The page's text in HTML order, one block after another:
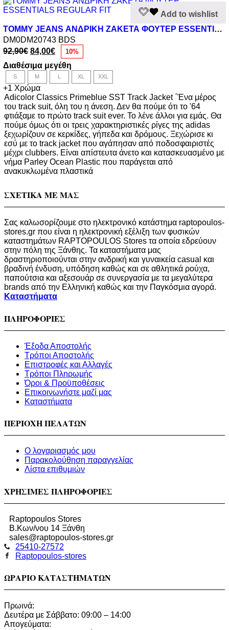
Αυτό
προϊόν
έχει
επιλεγούν
στη
σελίδα
του
προϊόντος
Add to wishlist
TOMMY JEANS ΑΝΔΡΙΚΗ ΖΑΚΕΤΑ ΦΟΥΤΕΡ ESSENTIALS REGULAR FIT
DM0DM20743 BDS
92,90€ Original
price
was:
92,90€.
84,00€Η
τρέχουσα
τιμή
είναι:
84,00€.
10%
Διαθέσιμα μεγέθη
S M L XL XXL
+1 Χρώμα
Adicolor Classics Primeblue SST Track Jacket ΄Ένα μέρος
του track suit, όλη του η άνεση. Δεν θα πούμε ότι το '64
φτιάξαμε το πρώτο track suit ever. Το λένε άλλοι για εμάς. Θα
πούμε όμως ότι οι τρεις χαρακτηριστικές ρίγες της adidas
ξεχωρίζουν σε κερκίδες, γήπεδα και δρόμους. Ξεχώρισε κι
εσύ με το track jacket που αγάπησαν από ποδοσφαιριστές
μέχρι clubbers. Είναι απίστευτα άνετο και κατασκευασμένο με
νήμα Parley Ocean Plastic που παράγεται από
ανακυκλωμένα πλαστικά
ΣΧΕΤΙΚΑ ΜΕ ΜΑΣ
Σας καλωσορίζουμε στο ηλεκτρονικό κατάστημα raptopoulos-
stores.gr που είναι η ηλεκτρονική εξέλιξη των φυσικών
καταστημάτων RAPTOPOULOS Stores τα οποία εδρεύουν
στην πόλη της Ξάνθης. Τα καταστήματα μας
δραστηριοποιούνται στην ανδρική και γυναικεία casual και
βραδινή ένδυση, υπόδηση καθώς και σε αθλητικά ρούχα,
παπούτσια και αξεσουάρ σε συνεργασία με τα μεγαλύτερα
brands από την Ελληνική καθώς και την Παγκόσμια αγορά.
Καταστήματα
ΠΛΗΡΟΦΟΡΙΕΣ
Έξοδα Αποστολής
Τρόποι Αποστολής
Επιστροφές και Αλλαγές
Τρόποι Πληρωμής
Όροι & Προϋποθέσεις
Επικοινωνήστε μαζί μας
Καταστήματα
ΠΕΡΙΟΧΗ ΠΕΛΑΤΩΝ
Ο λογαριασμός μου
Παρακολούθηση παραγγελίας
Λίστα επιθυμιών
ΧΡΗΣΙΜΕΣ ΠΛΗΡΟΦΟΡΙΕΣ
Raptopoulos Stores
Β.Κων/νου 14 Ξάνθη
sales@raptopoulos-stores.gr
25410-27572
Raptopoulos-stores
ΩΡΑΡΙΟ ΚΑΤΑΣΤΗΜΑΤΩΝ
Πρωινά:
Δευτέρα με Σάββατο: 09:00 – 14:00
Απογεύματα: